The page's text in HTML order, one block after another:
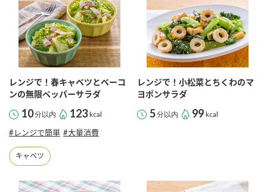
レンジで！春キャベツとベーコ
ンの無限ペッパーサラダ
10分以内 123 kcal
#レンジで簡単 #大量消費
キャベツ
レンジで！小松菜とちくわのマ
ヨポンサラダ
5分以内 99 kcal